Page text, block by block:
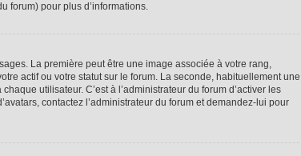
forum) pour plus d’informations.
La première peut être une image associée à votre rang,
actif ou votre statut sur le forum. La seconde, habituellement une
utilisateur. C’est à l’administrateur du forum d’activer les
contactez l’administrateur du forum et demandez-lui pour